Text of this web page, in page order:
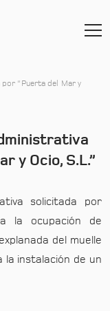
“Puerta del Mar y
-
y Ocio, S.L.”
solicitada por
la ocupación de
del muelle
la instalación de un